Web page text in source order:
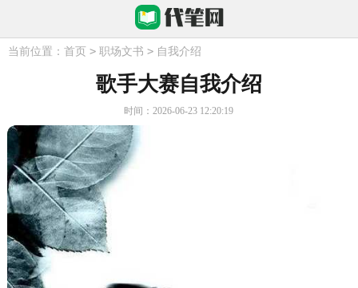
当前位置： 首页 > 职场文书 > 自我介绍
歌手大赛自我介绍
时间：2026-06-23 12:20:19